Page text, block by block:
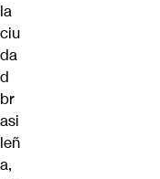
la
ciu
da
d
br
asi
leñ
a,